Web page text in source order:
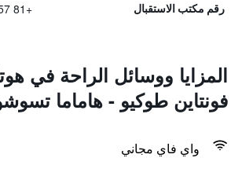
رقم مكتب الاستقبال +81 357 306 660
المزايا ووسائل الراحة في
فونتاين طوكيو - هاماما
واي فاي مجاني